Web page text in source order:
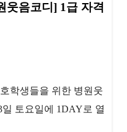
웃음코디] 1급 자격
학생들을 위한 병원웃
토요일에 1DAY로 열